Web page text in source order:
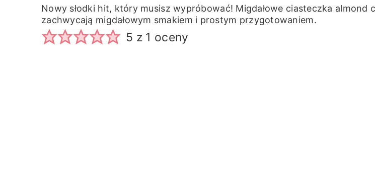
Nowy słodki hit, który musisz wypróbować! Migdałowe ciasteczka almond
zachwycają migdałowym smakiem i prostym przygotowaniem.
5 z 1 oceny